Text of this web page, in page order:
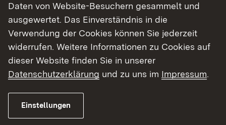
Objektdaten
Grundstücksgröße:ca. 485
Wohn-/Nutzfläche:
Erbaut:um 1500
Daten von Website-Besuchern gesammelt und
ausgewertet. Das Einverständnis in die
Verwendung der Cookies können Sie jederzeit
widerrufen. Weitere Informationen zu Cookies auf
dieser Website finden Sie in unserer
Datenschutzerklärung und zu uns im Impressum.
Einstellungen